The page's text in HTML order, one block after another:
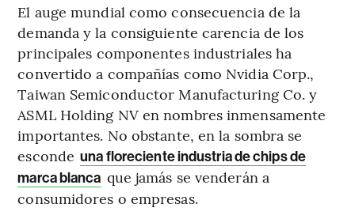
El auge mundial como consecuencia de la
demanda y la consiguiente carencia de los
principales componentes industriales ha
convertido a compañías como Nvidia Corp.,
Taiwan Semiconductor Manufacturing Co. y
ASML Holding NV en nombres inmensamente
importantes. No obstante, en la sombra se
esconde una floreciente industria de chips de
marca blanca que jamás se venderán a
consumidores o empresas.